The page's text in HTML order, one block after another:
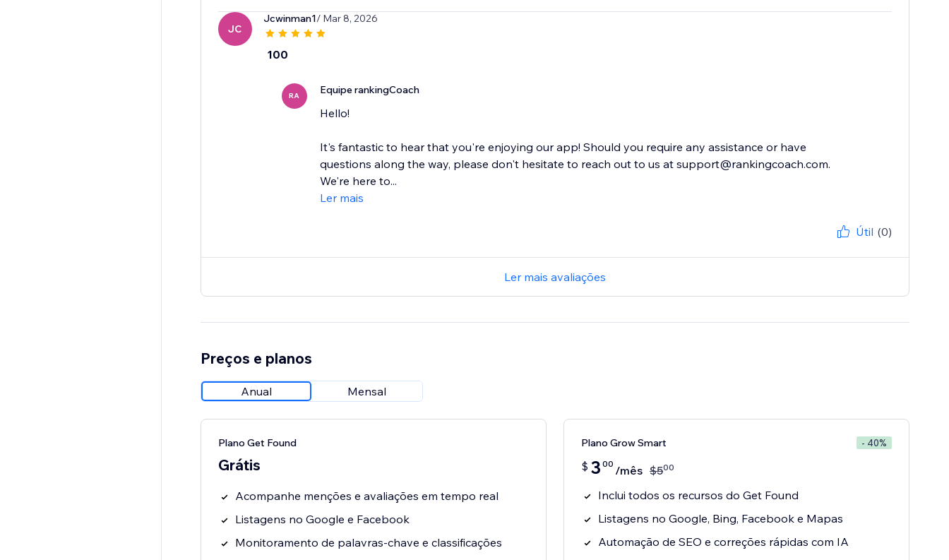
JC
Jcwinman1/ Mar 8, 2026
100
RA Equipe rankingCoach
Hello!
It's fantastic to hear that you're enjoying our app! Should you require any assistance or have
questions along the way, please don't hesitate to reach out to us at support@rankingcoach.com.
We're here to...
Ler mais
Útil (0)
Ler mais avaliações
Preços e planos
Anual Mensal
Plano Get Found
Grátis
Acompanhe menções e avaliações em tempo real
Listagens no Google e Facebook
Monitoramento de palavras-chave e classificações
Plano Grow Smart - 40%
$ 3 00 /mês $500
Inclui todos os recursos do Get Found
Listagens no Google, Bing, Facebook e Mapas
Automação de SEO e correções rápidas com IA